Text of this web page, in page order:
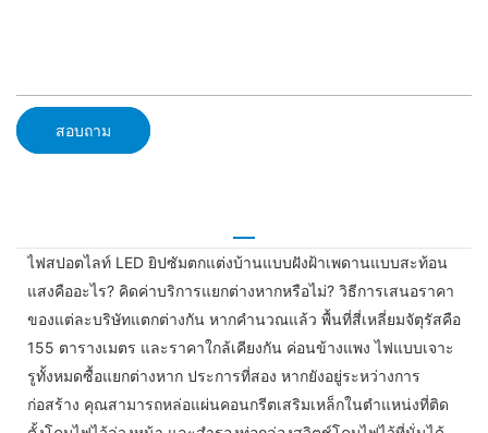
สอบถาม
ไฟสปอตไลท์ LED ยิปซัมตกแต่งบ้านแบบฝังฝ้าเพดานแบบสะท้อน
แสงคืออะไร? คิดค่าบริการแยกต่างหากหรือไม่? วิธีการเสนอราคา
ของแต่ละบริษัทแตกต่างกัน หากคำนวณแล้ว พื้นที่สี่เหลี่ยมจัตุรัสคือ
155 ตารางเมตร และราคาใกล้เคียงกัน ค่อนข้างแพง ไฟแบบเจาะ
รูทั้งหมดซื้อแยกต่างหาก ประการที่สอง หากยังอยู่ระหว่างการ
ก่อสร้าง คุณสามารถหล่อแผ่นคอนกรีตเสริมเหล็กในตำแหน่งที่ติด